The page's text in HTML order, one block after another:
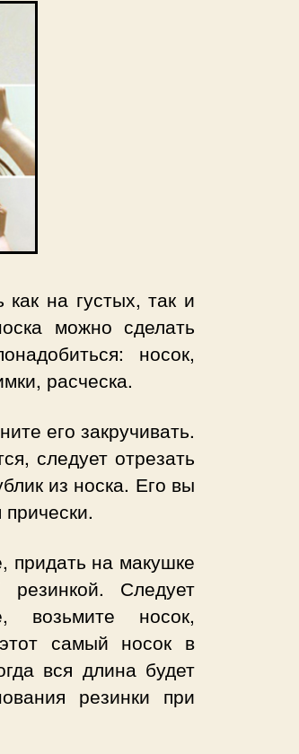
на густых, так и
можно сделать
носок,
расческа.
его закручивать.
следует отрезать
из носка. Его вы
придать на макушке
Следует
возьмите носок,
самый носок в
вся длина будет
резинки при